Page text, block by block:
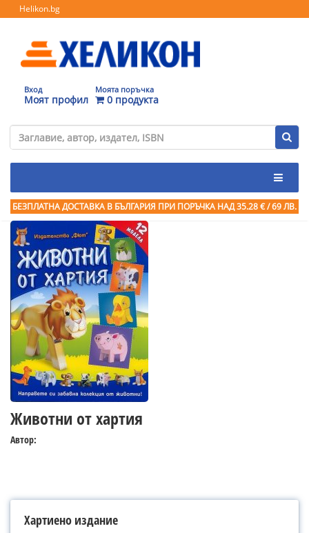
Helikon.bg
Вход
Моят профил
Моята поръчка
0 продукта
БЕЗПЛАТНА ДОСТАВКА В БЪЛГАРИЯ ПРИ ПОРЪЧКА НАД 35.28 € / 69 ЛВ.
Животни от хартия
Автор:
Хартиено издание